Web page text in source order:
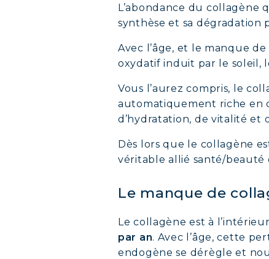
L’abondance du collagène
synthèse et sa dégradation
Avec l’âge, et le manque
oxydatif induit par le soleil,
Vous l’aurez compris, le
automatiquement riche en
d’hydratation, de vitalité et
Dès lors que le collagène
véritable allié santé/beauté
Le manque de
Le collagène est à
par an. Avec l’âge, cette
endogène se dérègle et